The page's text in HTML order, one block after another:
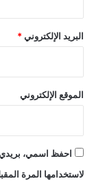
البريد الإلكتروني *
الموقع الإلكتروني
احفظ اسمي، بريدي
لاستخدامها المرة